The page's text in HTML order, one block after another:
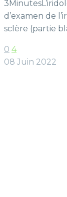
d’examen de
sclère (partie
0 4
08 Juin 2022